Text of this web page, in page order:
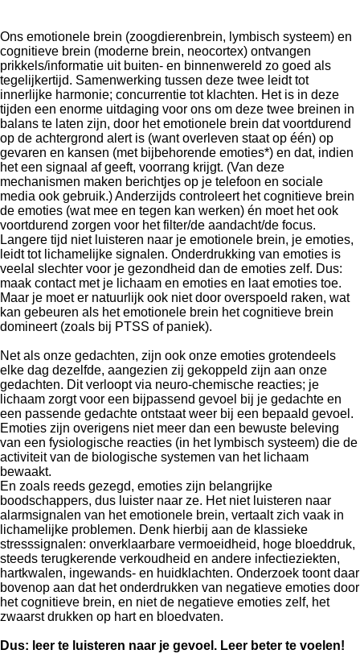
Ons emotionele brein (zoogdierenbrein, lymbisch systeem) en
cognitieve brein (moderne brein, neocortex) ontvangen
prikkels/informatie uit buiten- en binnenwereld zo goed als
tegelijkertijd. Samenwerking tussen deze twee leidt tot
innerlijke harmonie; concurrentie tot klachten. Het is in deze
tijden een enorme uitdaging voor ons om deze twee breinen in
balans te laten zijn, door het emotionele brein dat voortdurend
op de achtergrond alert is (want overleven staat op één) op
gevaren en kansen (met bijbehorende emoties*) en dat, indien
het een signaal af geeft, voorrang krijgt. (Van deze
mechanismen maken berichtjes op je telefoon en sociale
media ook gebruik.) Anderzijds controleert het cognitieve brein
de emoties (wat mee en tegen kan werken) én moet het ook
voortdurend zorgen voor het filter/de aandacht/de focus.
Langere tijd niet luisteren naar je emotionele brein, je emoties,
leidt tot lichamelijke signalen. Onderdrukking van emoties is
veelal slechter voor je gezondheid dan de emoties zelf. Dus:
maak contact met je lichaam en emoties en laat emoties toe.
Maar je moet er natuurlijk ook niet door overspoeld raken, wat
kan gebeuren als het emotionele brein het cognitieve brein
domineert (zoals bij PTSS of paniek).
Net als onze gedachten, zijn ook onze emoties grotendeels
elke dag dezelfde, aangezien zij gekoppeld zijn aan onze
gedachten. Dit verloopt via neuro-chemische reacties; je
lichaam zorgt voor een bijpassend gevoel bij je gedachte en
een passende gedachte ontstaat weer bij een bepaald gevoel.
Emoties zijn overigens niet meer dan een bewuste beleving
van een fysiologische reacties (in het lymbisch systeem) die de
activiteit van de biologische systemen van het lichaam
bewaakt.
En zoals reeds gezegd, emoties zijn belangrijke
boodschappers, dus luister naar ze. Het niet luisteren naar
alarmsignalen van het emotionele brein, vertaalt zich vaak in
lichamelijke problemen. Denk hierbij aan de klassieke
stresssignalen: onverklaarbare vermoeidheid, hoge bloeddruk,
steeds terugkerende verkoudheid en andere infectieziekten,
hartkwalen, ingewands- en huidklachten. Onderzoek toont daar
bovenop aan dat het onderdrukken van negatieve emoties door
het cognitieve brein, en niet de negatieve emoties zelf, het
zwaarst drukken op hart en bloedvaten.
Dus: leer te luisteren naar je gevoel. Leer beter te voelen!